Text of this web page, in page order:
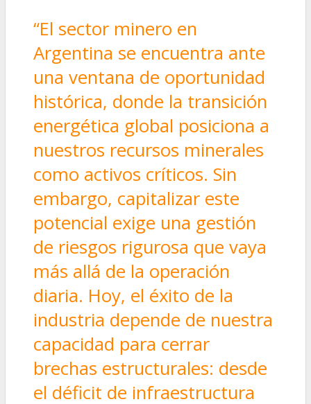
“El sector minero en
Argentina se encuentra ante
una ventana de oportunidad
histórica, donde la transición
energética global posiciona a
nuestros recursos minerales
como activos críticos. Sin
embargo, capitalizar este
potencial exige una gestión
de riesgos rigurosa que vaya
más allá de la operación
diaria. Hoy, el éxito de la
industria depende de nuestra
capacidad para cerrar
brechas estructurales: desde
el déficit de infraestructura